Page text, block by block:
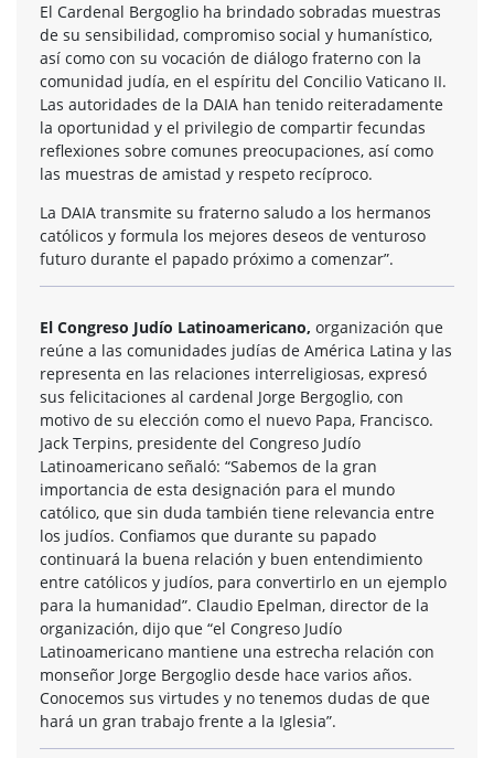
El Cardenal Bergoglio ha brindado sobradas muestras
de su sensibilidad, compromiso social y humanístico,
así como con su vocación de diálogo fraterno con la
comunidad judía, en el espíritu del Concilio Vaticano II.
Las autoridades de la DAIA han tenido reiteradamente
la oportunidad y el privilegio de compartir fecundas
reflexiones sobre comunes preocupaciones, así como
las muestras de amistad y respeto recíproco.
La DAIA transmite su fraterno saludo a los hermanos
católicos y formula los mejores deseos de venturoso
futuro durante el papado próximo a comenzar”.
El Congreso Judío Latinoamericano, organización que
reúne a las comunidades judías de América Latina y las
representa en las relaciones interreligiosas, expresó
sus felicitaciones al cardenal Jorge Bergoglio, con
motivo de su elección como el nuevo Papa, Francisco.
Jack Terpins, presidente del Congreso Judío
Latinoamericano señaló: “Sabemos de la gran
importancia de esta designación para el mundo
católico, que sin duda también tiene relevancia entre
los judíos. Confiamos que durante su papado
continuará la buena relación y buen entendimiento
entre católicos y judíos, para convertirlo en un ejemplo
para la humanidad”. Claudio Epelman, director de la
organización, dijo que “el Congreso Judío
Latinoamericano mantiene una estrecha relación con
monseñor Jorge Bergoglio desde hace varios años.
Conocemos sus virtudes y no tenemos dudas de que
hará un gran trabajo frente a la Iglesia”.